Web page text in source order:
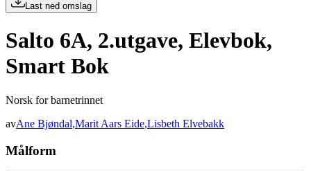
Last ned omslag
Salto 6A, 2.utgave, Elevbok,
Smart Bok
Norsk for barnetrinnet
avAne Bjøndal,Marit Aars Eide,Lisbeth Elvebakk
Målform